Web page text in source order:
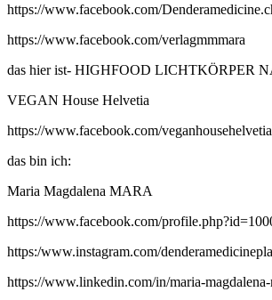
https://www.facebook.com/
https://www.facebook.com/verlagmmmara
das hier ist- HIGHFOOD LICHTKÖRPER
VEGAN House Helvetia
https://www.facebook.com/
das bin ich:
Maria Magdalena MARA
https://www.facebook.com/
https:/www.instagram.com/
https://www.linkedin.com/in/maria-